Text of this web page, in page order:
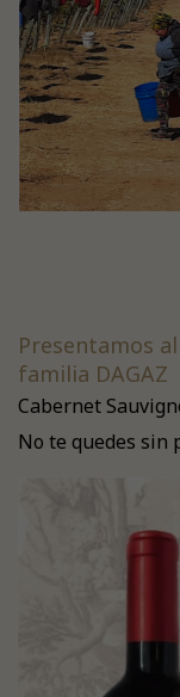
Presentamos
familia DAGAZ
Cabernet
No te quedes sin